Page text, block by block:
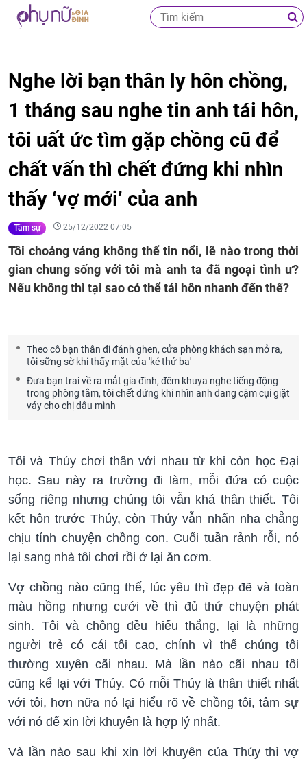
Nghe lời bạn thân ly hôn chồng,
1 tháng sau nghe tin anh tái hôn,
tôi uất ức tìm gặp chồng cũ để
chất vấn thì chết đứng khi nhìn
thấy ‘vợ mới’ của anh
Tâm sự 25/12/2022 07:05
Tôi choáng váng không thể tin nổi, lẽ nào trong thời
gian chung sống với tôi mà anh ta đã ngoại tình ư?
Nếu không thì tại sao có thể tái hôn nhanh đến thế?
Theo cô bạn thân đi đánh ghen, cửa phòng khách sạn mở ra,
tôi sững sờ khi thấy mặt của 'kẻ thứ ba'
Đưa bạn trai về ra mắt gia đình, đêm khuya nghe tiếng động
trong phòng tắm, tôi chết đứng khi nhìn anh đang cặm cụi giặt
váy cho chị dâu mình
Tôi và Thúy chơi thân với nhau từ khi còn học Đại
học. Sau này ra trường đi làm, mỗi đứa có cuộc
sống riêng nhưng chúng tôi vẫn khá thân thiết. Tôi
kết hôn trước Thúy, còn Thúy vẫn nhẩn nha chẳng
chịu tính chuyện chồng con. Cuối tuần rảnh rỗi, nó
lại sang nhà tôi chơi rồi ở lại ăn cơm.
Vợ chồng nào cũng thế, lúc yêu thì đẹp đẽ và toàn
màu hồng nhưng cưới về thì đủ thứ chuyện phát
sinh. Tôi và chồng đều hiếu thắng, lại là những
người trẻ có cái tôi cao, chính vì thế chúng tôi
thường xuyên cãi nhau. Mà lần nào cãi nhau tôi
cũng kể lại với Thúy. Có mỗi Thúy là thân thiết nhất
với tôi, hơn nữa nó lại hiểu rõ về chồng tôi, tâm sự
với nó để xin lời khuyên là hợp lý nhất.
Và lần nào sau khi xin lời khuyên của Thúy thì vợ